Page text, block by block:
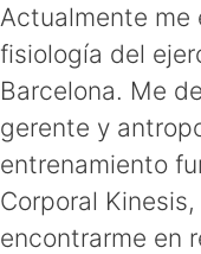
Actualmente me
fisiología del
Barcelona. Me
gerente y
entrenamiento
Corporal
encontrarme en